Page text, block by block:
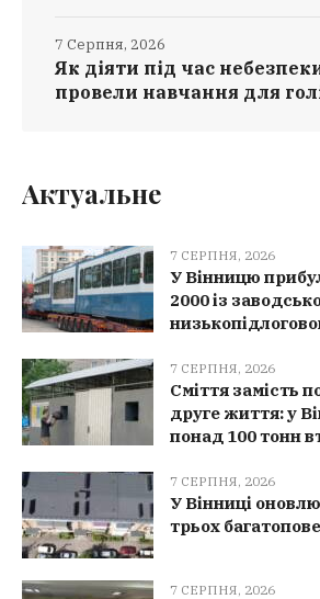
Як діяти під час
провели навчання для
7 Серпня, 2026
Актуальне
7 СЕРПНЯ, 2026
У Вінницю
2000 із
7 СЕРПНЯ, 2026
Сміття замість
друге життя: у
понад 100 тонн
7 СЕРПНЯ, 2026
У Вінниці
трьох
7 СЕРПНЯ, 2026